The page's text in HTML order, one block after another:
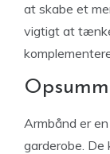
at skabe et
vigtigt at
Armbånd er
garderobe.